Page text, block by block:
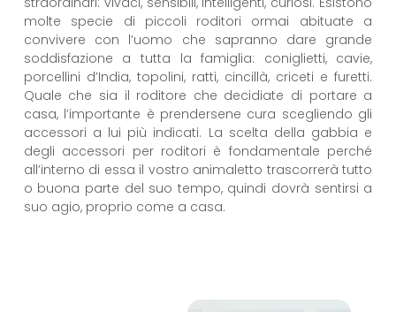
molte specie di piccoli roditori ormai abituate a
convivere con l’uomo che sapranno dare grande
soddisfazione a tutta la famiglia: coniglietti, cavie,
porcellini d’India, topolini, ratti, cincillà, criceti e furetti.
Quale che sia il roditore che decidiate di portare a
casa, l’importante è prendersene cura scegliendo gli
accessori a lui più indicati. La scelta della gabbia e
degli accessori per roditori è fondamentale perché
all’interno di essa il vostro animaletto trascorrerà tutto
o buona parte del suo tempo, quindi dovrà sentirsi a
suo agio, proprio come a casa.